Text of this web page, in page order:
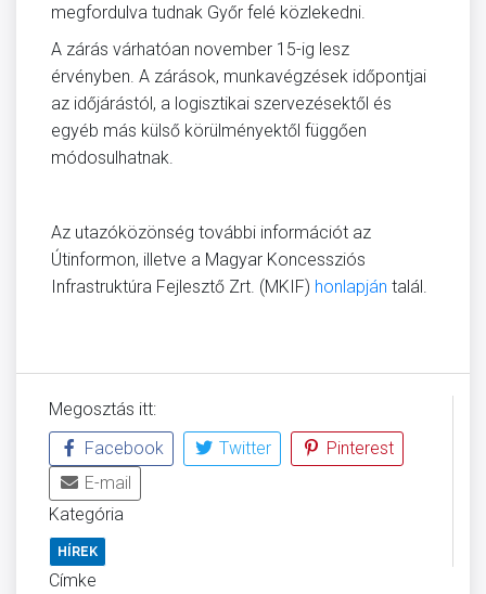
megfordulva tudnak Győr felé közlekedni.
A zárás várhatóan november 15-ig lesz
érvényben. A zárások, munkavégzések időpontjai
az időjárástól, a logisztikai szervezésektől és
egyéb más külső körülményektől függően
módosulhatnak.
Az utazóközönség további információt az
Útinformon, illetve a Magyar Koncessziós
Infrastruktúra Fejlesztő Zrt. (MKIF) honlapján talál.
Megosztás itt:
Facebook
Twitter
Pinterest
E-mail
Kategória
HÍREK
Címke